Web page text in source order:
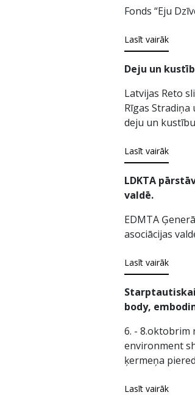
Fonds “Eju
Lasīt vairāk
Deju un
Latvijas Reto
Rīgas
deju un
Lasīt vairāk
LDKTA
valdē.
EDMTA
asociācijas
Lasīt vairāk
body,
6. - 8.oktobrim
environment
ķermeņa
Lasīt vairāk